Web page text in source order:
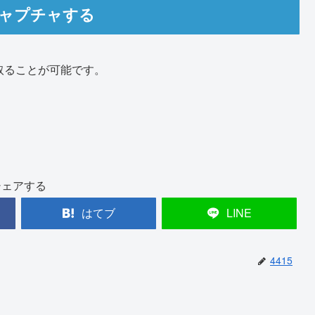
プチャする
ことが可能です。
アする
はてブ
LINE
4415